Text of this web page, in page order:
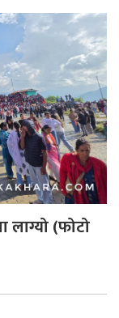
लाग्यो (फोटो